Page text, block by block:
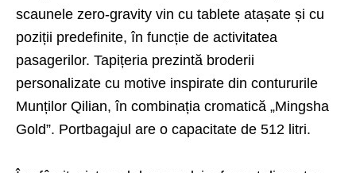
scaunele zero-gravity vin cu tablete atașate și cu
poziții predefinite, în funcție de activitatea
pasagerilor. Tapițeria prezintă broderii
personalizate cu motive inspirate din contururile
Munților Qilian, în combinația cromatică „Mingsha
Gold”. Portbagajul are o capacitate de 512 litri.